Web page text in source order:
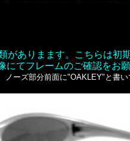
ありまます。こちらは初
てフレームのご確認をお願
ノーズ部分前面に"OAKLEY"と書